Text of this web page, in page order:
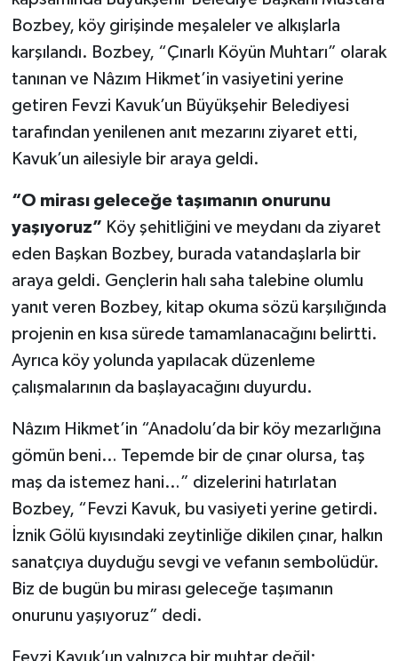
Bozbey, köy girişinde meşaleler ve alkışlarla
karşılandı. Bozbey, “Çınarlı Köyün Muhtarı” olarak
tanınan ve Nâzım Hikmet’in vasiyetini yerine
getiren Fevzi Kavuk’un Büyükşehir Belediyesi
tarafından yenilenen anıt mezarını ziyaret etti,
Kavuk’un ailesiyle bir araya geldi.
“O mirası geleceğe taşımanın onurunu
yaşıyoruz” Köy şehitliğini ve meydanı da ziyaret
eden Başkan Bozbey, burada vatandaşlarla bir
araya geldi. Gençlerin halı saha talebine olumlu
yanıt veren Bozbey, kitap okuma sözü karşılığında
projenin en kısa sürede tamamlanacağını belirtti.
Ayrıca köy yolunda yapılacak düzenleme
çalışmalarının da başlayacağını duyurdu.
Nâzım Hikmet’in “Anadolu’da bir köy mezarlığına
gömün beni… Tepemde bir de çınar olursa, taş
maş da istemez hani…” dizelerini hatırlatan
Bozbey, “Fevzi Kavuk, bu vasiyeti yerine getirdi.
İznik Gölü kıyısındaki zeytinliğe dikilen çınar, halkın
sanatçıya duyduğu sevgi ve vefanın sembolüdür.
Biz de bugün bu mirası geleceğe taşımanın
onurunu yaşıyoruz” dedi.